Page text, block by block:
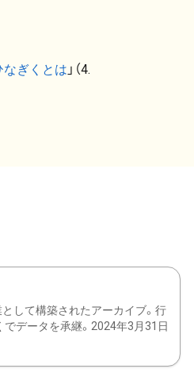
なぎくとは 」（4.
して構築されたアーカイブ。行
でデータを承継。2024年3月31日